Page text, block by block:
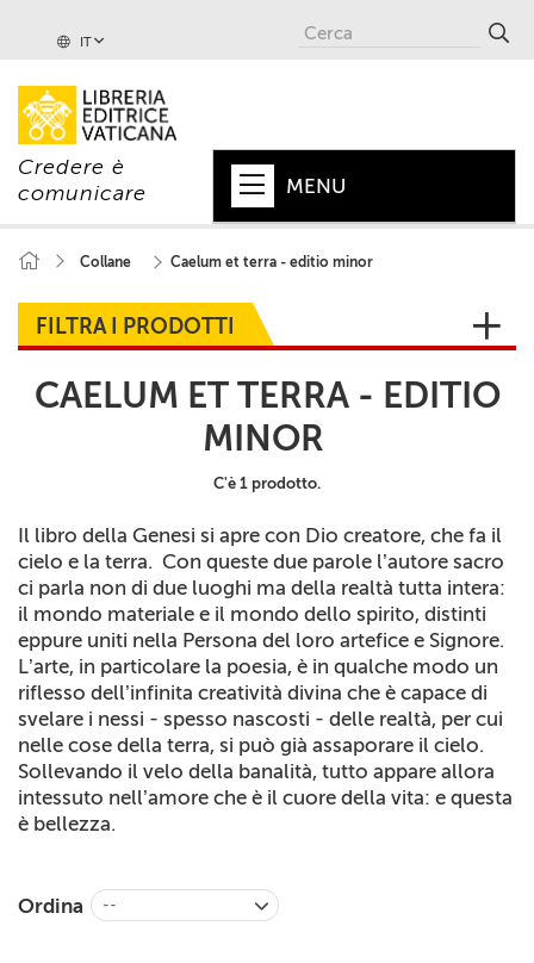
IT
Credere è
comunicare
MENU
PAPA
+
VATICANO
+
CHIESA
MONDO
+
RIVISTE
CEI
AUTORI VARI
Collane Caelum et terra - editio minor
FILTRA I PRODOTTI
CAELUM ET TERRA - EDITIO
MINOR
C'è 1 prodotto.
Il libro della Genesi si apre con Dio creatore, che fa il
cielo e la terra. Con queste due parole l’autore sacro
ci parla non di due luoghi ma della realtà tutta intera:
il mondo materiale e il mondo dello spirito, distinti
eppure uniti nella Persona del loro artefice e Signore.
L’arte, in particolare la poesia, è in qualche modo un
riflesso dell’infinita creatività divina che è capace di
svelare i nessi - spesso nascosti - delle realtà, per cui
nelle cose della terra, si può già assaporare il cielo.
Sollevando il velo della banalità, tutto appare allora
intessuto nell’amore che è il cuore della vita: e questa
è bellezza.
Ordina --